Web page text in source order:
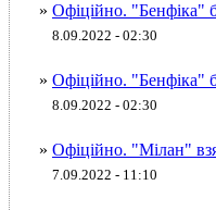
» Офіційно. "Бенфіка"
8.09.2022 - 02:30
» Офіційно. "Бенфіка"
8.09.2022 - 02:30
» Офіційно. "Мілан"
7.09.2022 - 11:10